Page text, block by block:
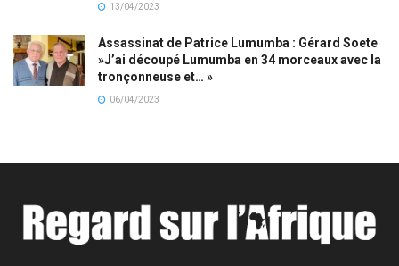
13/04/2023
Assassinat de Patrice Lumumba : Gérard Soete
»J’ai découpé Lumumba en 34 morceaux avec la
tronçonneuse et… »
06/04/2023